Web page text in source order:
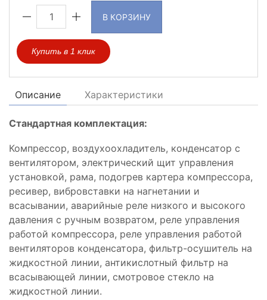
В КОРЗИНУ
Купить в 1 клик
Описание Характеристики
Стандартная комплектация:
Компрессор, воздухоохладитель, конденсатор с
вентилятором, электрический щит управления
установкой, рама, подогрев картера компрессора,
ресивер, вибровставки на нагнетании и
всасывании, аварийные реле низкого и высокого
давления с ручным возвратом, реле управления
работой компрессора, реле управления работой
вентиляторов конденсатора, фильтр-осушитель на
жидкостной линии, антикислотный фильтр на
всасывающей линии, смотровое стекло на
жидкостной линии.